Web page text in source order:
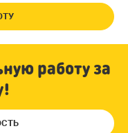
работу за